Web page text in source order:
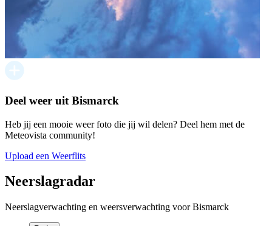
Deel weer uit Bismarck
Heb jij een mooie weer foto die jij wil delen? Deel hem met de
Meteovista community!
Upload een Weerflits
Neerslagradar
Neerslagverwachting en weersverwachting voor Bismarck